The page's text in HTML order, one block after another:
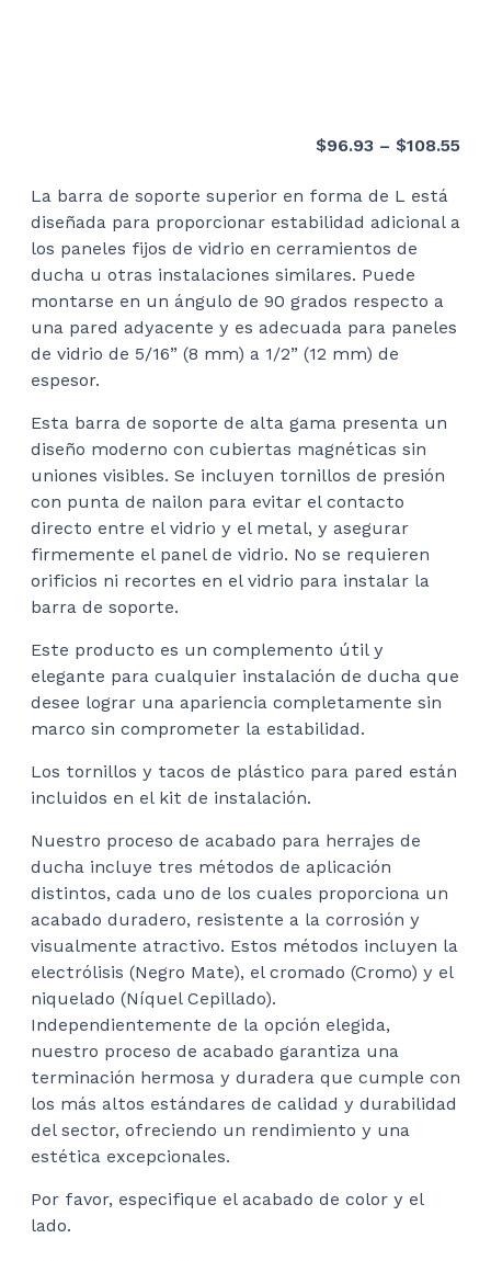
$96.93 – $108.55
La barra de soporte superior en forma de L está
diseñada para proporcionar estabilidad adicional a
los paneles fijos de vidrio en cerramientos de
ducha u otras instalaciones similares. Puede
montarse en un ángulo de 90 grados respecto a
una pared adyacente y es adecuada para paneles
de vidrio de 5/16” (8 mm) a 1/2” (12 mm) de
espesor.
Esta barra de soporte de alta gama presenta un
diseño moderno con cubiertas magnéticas sin
uniones visibles. Se incluyen tornillos de presión
con punta de nailon para evitar el contacto
directo entre el vidrio y el metal, y asegurar
firmemente el panel de vidrio. No se requieren
orificios ni recortes en el vidrio para instalar la
barra de soporte.
Este producto es un complemento útil y
elegante para cualquier instalación de ducha que
desee lograr una apariencia completamente sin
marco sin comprometer la estabilidad.
Los tornillos y tacos de plástico para pared están
incluidos en el kit de instalación.
Nuestro proceso de acabado para herrajes de
ducha incluye tres métodos de aplicación
distintos, cada uno de los cuales proporciona un
acabado duradero, resistente a la corrosión y
visualmente atractivo. Estos métodos incluyen la
electrólisis (Negro Mate), el cromado (Cromo) y el
niquelado (Níquel Cepillado).
Independientemente de la opción elegida,
nuestro proceso de acabado garantiza una
terminación hermosa y duradera que cumple con
los más altos estándares de calidad y durabilidad
del sector, ofreciendo un rendimiento y una
estética excepcionales.
Por favor, especifique el acabado de color y el
lado.